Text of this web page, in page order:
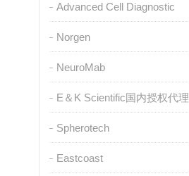
Advanced Cell Diagnostic
Norgen
NeuroMab
E＆K Scientific国内授权代理
Spherotech
Eastcoast